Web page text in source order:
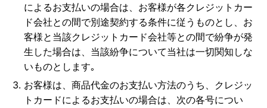
によるお支払いの場合は、お客様が各クレジットカー
ド会社との間で別途契約する条件に従うものとし、お
客様と当該クレジットカード会社等との間で紛争が発
生した場合は、当該紛争について当社は一切関知しな
いものとします｡
お客様は、商品代金のお支払い方法のうち、クレジッ
トカードによるお支払いの場合は、次の各号につい